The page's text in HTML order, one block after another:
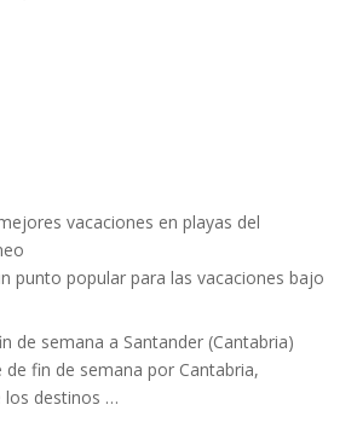
vacaciones en playas del
punto popular para las vacaciones bajo
de semana a Santander (Cantabria)
de fin de semana por Cantabria,
los destinos …